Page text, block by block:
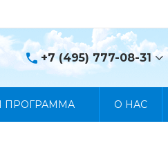
+7 (495) 777-08-31
+7 (495) 777-08-31
ПРОГРАММА О НАС